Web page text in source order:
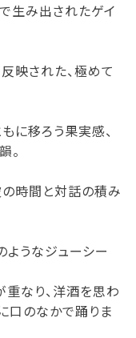
生み出されたゲイ
映された、極めて
に移ろう果実感、
。
の時間と対話の積み
ようなジューシー
重なり、洋酒を思わ
口のなかで踊りま